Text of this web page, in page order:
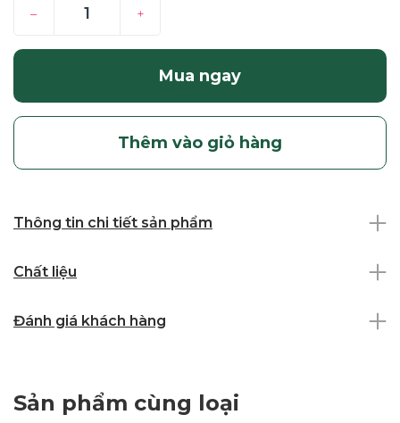
– +
Mua ngay
Thêm vào giỏ hàng
Thông tin chi tiết sản phẩm
Chất liệu
Đánh giá khách hàng
Sản phẩm cùng loại